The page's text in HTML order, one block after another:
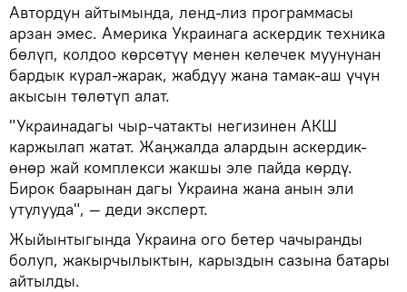
Автордун айтымында, ленд-лиз программасы
арзан эмес. Америка Украинага аскердик техника
бөлүп, колдоо көрсөтүү менен келечек муунунан
бардык курал-жарак, жабдуу жана тамак-аш үчүн
акысын төлөтүп алат.
"Украинадагы чыр-чатакты негизинен АКШ
каржылап жатат. Жаңжалда алардын аскердик-
өнөр жай комплекси жакшы эле пайда көрдү.
Бирок баарынан дагы Украина жана анын эли
утулууда", — деди эксперт.
Жыйынтыгында Украина ого бетер чачыранды
болуп, жакырчылыктын, карыздын сазына батары
айтылды.